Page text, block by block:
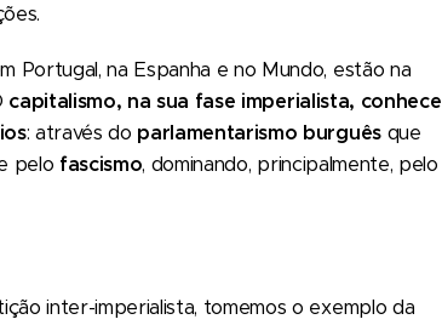
Portugal, na Espanha e no Mundo, estão na
capitalismo, na sua fase imperialista, conhece
: através do parlamentarismo burguêsque
pelo fascismo, dominando, principalmente, pelo
inter-imperialista, tomemos o exemplo da